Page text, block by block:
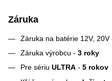
Záruka
Záruka na batérie 12V, 20V
Záruka výrobcu - 3 roky
Pre sériu ULTRA - 5 rokov